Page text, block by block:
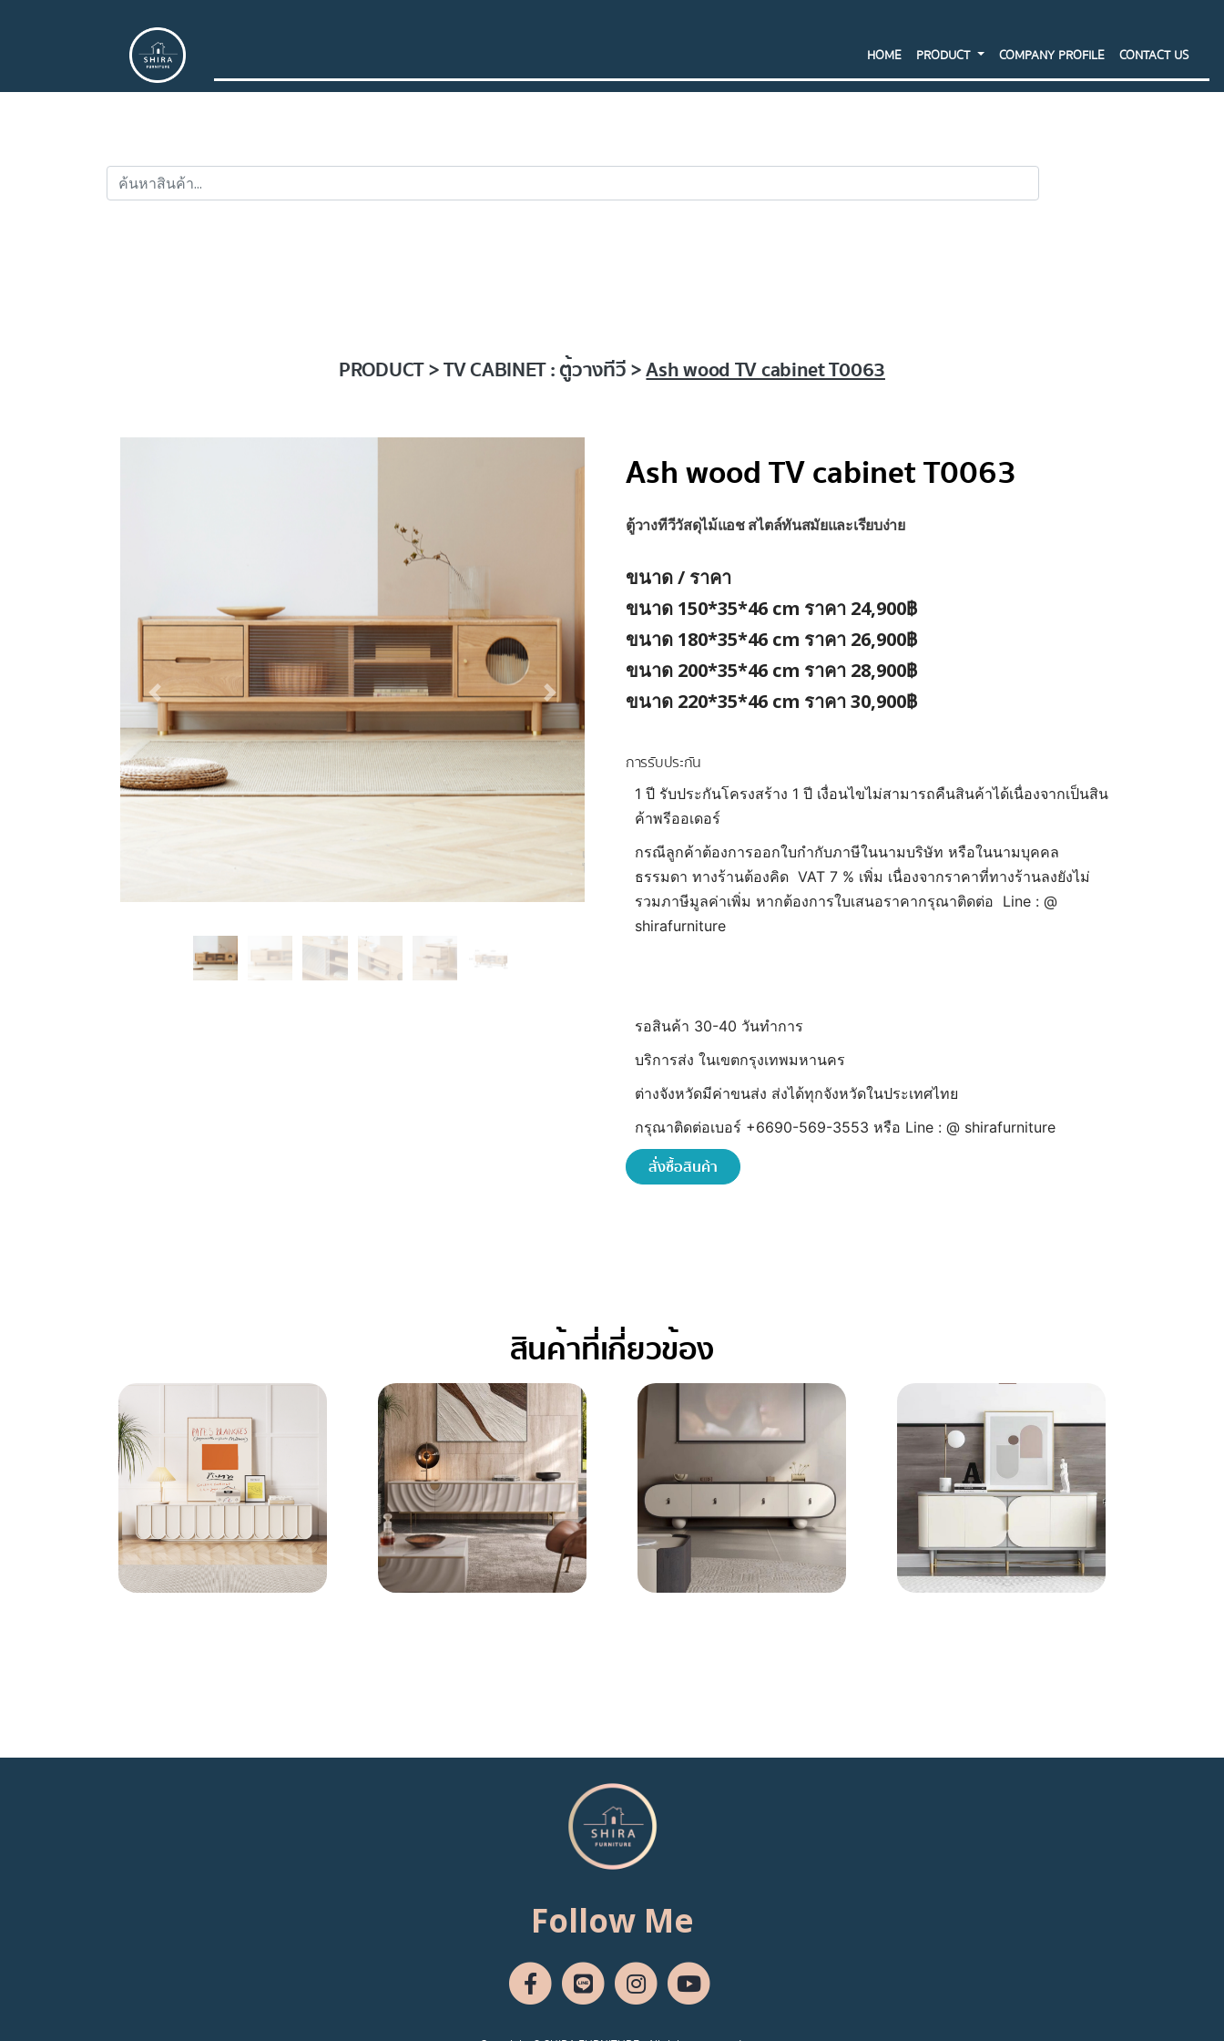
HOME PRODUCT COMPANY PROFILE CONTACT US
PRODUCT > TV CABINET : ตู้วางทีวี >Ash wood TV cabinet T0063
Ash wood TV cabinet T0063
ตู้วางทีวีวัสดุไม้แอช สไตล์ทันสมัยและเรียบง่าย
ขนาด / ราคา
ขนาด 150*35*46 cm⁣ ราคา 24,900฿⁣
ขนาด 180*35*46 cm⁣ ราคา 26,900฿⁣
ขนาด 200*35*46 cm⁣ ราคา 28,900฿⁣
ขนาด 220*35*46 cm⁣ ราคา 30,900฿⁣
การรับประกัน
1 ปี รับประกันโครงสร้าง 1 ปี เงื่อนไขไม่สามารถคืนสินค้าได้เนื่องจากเป็นสิน
ค้าพรีออเดอร์
กรณีลูกค้าต้องการออกใบกำกับภาษีในนามบริษัท หรือในนามบุคคล
ธรรมดา ทางร้านต้องคิด VAT 7 % เพิ่ม เนื่องจากราคาที่ทางร้านลงยังไม่
รวมภาษีมูลค่าเพิ่ม หากต้องการใบเสนอราคากรุณาติดต่อ Line : @
shirafurniture
รอสินค้า 30-40 วันทำการ
บริการส่ง ในเขตกรุงเทพมหานคร
ต่างจังหวัดมีค่าขนส่ง ส่งได้ทุกจังหวัดในประเทศไทย
กรุณาติดต่อเบอร์ +6690-569-3553 หรือ Line : @ shirafurniture
สั่งซื้อสินค้า
สินค้าที่เกี่ยวข้อง
Follow Me